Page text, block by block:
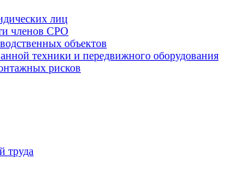
лиц
членов СРО
объектов
техники и передвижного оборудования
рисков
труда